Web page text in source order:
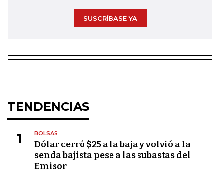
SUSCRÍBASE YA
TENDENCIAS
1 BOLSAS
Dólar cerró $25 a la baja y volvió a la
senda bajista pese a las subastas del
Emisor